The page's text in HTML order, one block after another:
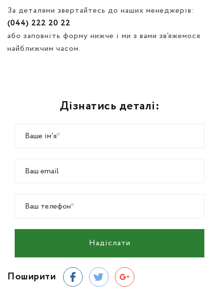
За деталями звертайтесь до наших менеджерів:
(044) 222 20 22
або заповніть форму нижче і ми з вами зв’яжемося
найближчим часом.
Дізнатись деталі:
Надіслати
Поширити